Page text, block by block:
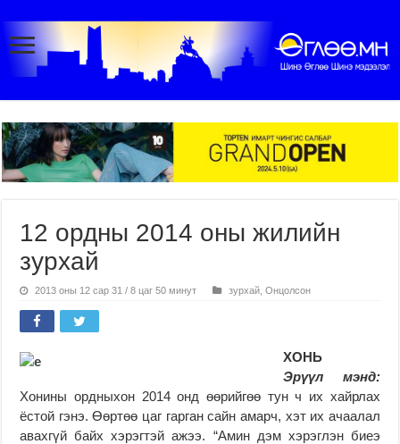
12 ордны 2014 оны жилийн
зурхай
2013 оны 12 сар 31 / 8 цаг 50 минут зурхай ,Онцолсон
ХОНЬ
Эрүүл мэнд:
Хонины ордныхон 2014 онд өөрийгөө тун ч их хайрлах
ёстой гэнэ. Өөртөө цаг гарган сайн амарч, хэт их ачаалал
авахгүй байх хэрэгтэй ажээ. “Амин дэм хэрэглэн биеэ